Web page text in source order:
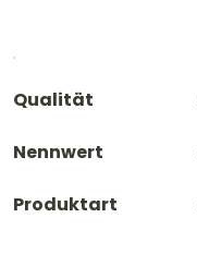
Qualität
Nennwert
Produktart